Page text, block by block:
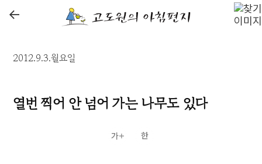
←
2012.9.3.월요일
열번 찍어 안 넘어 가는 나무도 있다